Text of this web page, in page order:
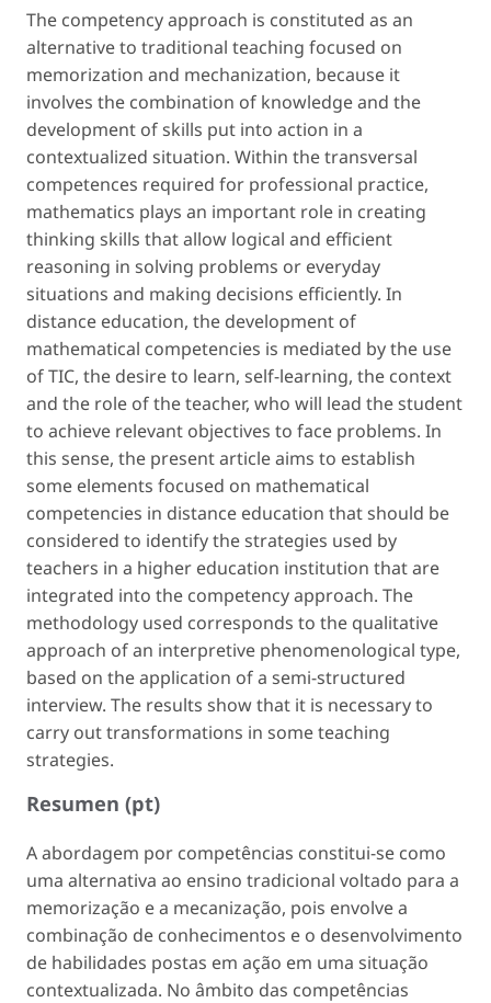
The competency approach is constituted as an
alternative to traditional teaching focused on
memorization and mechanization, because it
involves the combination of knowledge and the
development of skills put into action in a
contextualized situation. Within the transversal
competences required for professional practice,
mathematics plays an important role in creating
thinking skills that allow logical and efficient
reasoning in solving problems or everyday
situations and making decisions efficiently. In
distance education, the development of
mathematical competencies is mediated by the use
of TIC, the desire to learn, self-learning, the context
and the role of the teacher, who will lead the student
to achieve relevant objectives to face problems. In
this sense, the present article aims to establish
some elements focused on mathematical
competencies in distance education that should be
considered to identify the strategies used by
teachers in a higher education institution that are
integrated into the competency approach. The
methodology used corresponds to the qualitative
approach of an interpretive phenomenological type,
based on the application of a semi-structured
interview. The results show that it is necessary to
carry out transformations in some teaching
strategies.
Resumen (pt)
A abordagem por competências constitui-se como
uma alternativa ao ensino tradicional voltado para a
memorização e a mecanização, pois envolve a
combinação de conhecimentos e o desenvolvimento
de habilidades postas em ação em uma situação
contextualizada. No âmbito das competências